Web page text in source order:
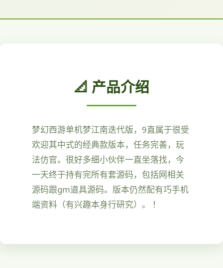
📐 产品介绍
梦幻西游单机梦江南迭代版，9直属于很受
欢迎其中式的经典款版本，任务完善，玩
法仿官。很好多细小伙伴一直坐落找，今
一天终于持有完所有套源码，包括网相关
源码跟gm道具源码。版本仍然配有巧手机
端资料（有兴趣本身行研究）。 ！